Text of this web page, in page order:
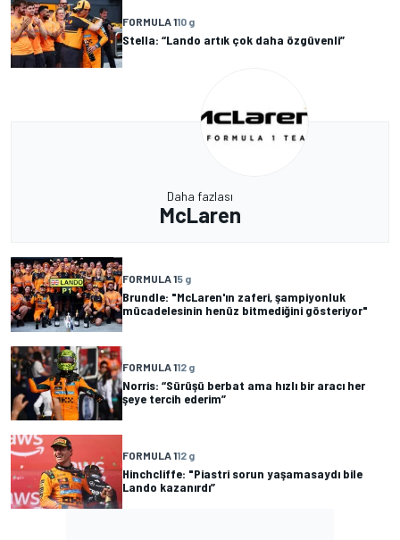
FORMULA 110 g
Stella: “Lando artık çok daha özgüvenli”
Daha fazlası
McLaren
FORMULA 15 g
Brundle: "McLaren'ın zaferi, şampiyonluk
mücadelesinin henüz bitmediğini gösteriyor"
FORMULA 112 g
Norris: “Sürüşü berbat ama hızlı bir aracı her
şeye tercih ederim”
FORMULA 112 g
Hinchcliffe: "Piastri sorun yaşamasaydı bile
Lando kazanırdı”